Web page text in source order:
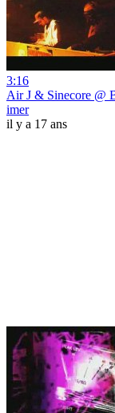
3:16
Air J & Sinecore @
imer
il y a 17 ans